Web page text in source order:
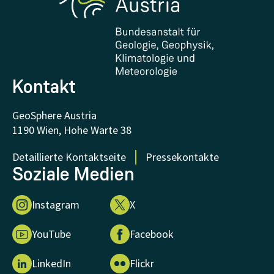
Downloads
Zertifikate und Auszeichnungen
FAQ - Häufig gestellte Fragen
Forschung unterstützen
Kontakt
GeoSphere Austria
1190 Wien, Hohe Warte 38
Detaillierte Kontaktseite
Pressekontakte
Soziale Medien
Instagram X
YouTube Facebook
LinkedIn Flickr